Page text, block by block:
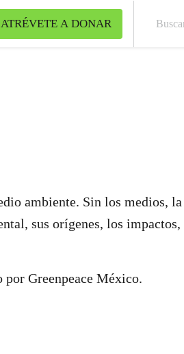
ATRÉVETE A DONAR
ambiente. Sin los medios,
sus orígenes, los
Greenpeace México.